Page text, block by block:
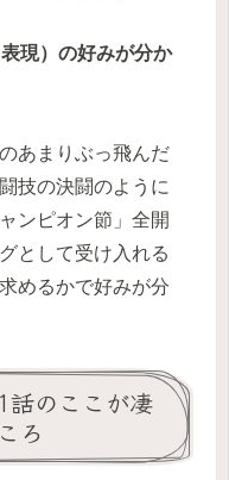
現）の好みが分か
あまりぶっ飛んだ
技の決闘のように
ンピオン節」全開
として受け入れる
めるかで好みが分
話のここが凄
ろ